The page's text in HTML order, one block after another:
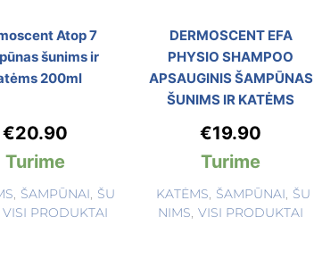
Atop 7
šunims ir
200ml
€20.90
Turime
ŠAMPŪNAI
ŠU
VISI PRODUKTAI
DERMOSCENT EFA
PHYSIO SHAMPOO
APSAUGINIS ŠAMPŪNAS
ŠUNIMS IR KATĖMS
€19.90
Turime
KATĖMS ŠAMPŪNAI
ŠU
NIMS VISI PRODUKTAI